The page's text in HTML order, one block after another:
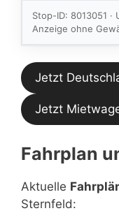
Stop-ID: 8013051
Anzeige ohne
Jetzt
Jetzt
Fahrplan
Aktuelle
Sternfeld: